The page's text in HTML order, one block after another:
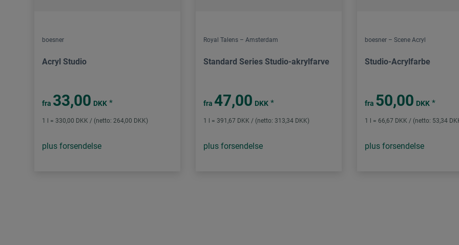
boesner
Acryl Studio
fra 33,00 DKK *
1 l = 330,00 DKK / (netto: 264,00 DKK)
plus forsendelse
Royal Talens – Amsterdam
Standard Series Studio-akrylfarve
fra 47,00 DKK *
1 l = 391,67 DKK / (netto: 313,34 DKK)
plus forsendelse
boesner – Scene Acryl
Studio-Acrylfarbe
fra 50,00 DKK *
1 l = 66,67 DKK / (netto: 53,34
plus forsendelse